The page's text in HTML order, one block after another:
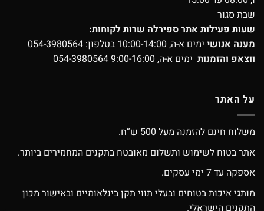
שבת סגור
שעות פעילות אתר ספירלה שרות לקוחות:
מענה אנושי ימים א-ה, 10:00-14:00 בטלפון:
054-3980564
ווצאפ והזמנות ימים א-ה, 9:00-16:00 054-3980564
על האתר
משלוח חינם להזמנה מעל 500 ש”ח.
אתר בטוח לשימוש ותשלום מאובטח בתקנים המחמירים ביותר.
אספקה עד 7 ימי עסקים.
מותגי איכות בטוחים ובעלי תווי תקן בינלאומיים ובאישור מכון
התקנים הישראלי.